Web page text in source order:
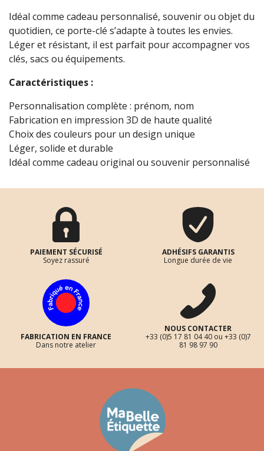
Idéal comme cadeau personnalisé, souvenir ou objet du
quotidien, ce porte-clé s’adapte à toutes les envies.
Léger et résistant, il est parfait pour accompagner vos
clés, sacs ou équipements.
Caractéristiques :
Personnalisation complète : prénom, nom
Fabrication en impression 3D de haute qualité
Choix des couleurs pour un design unique
Léger, solide et durable
Idéal comme cadeau original ou souvenir personnalisé
PAIEMENT SÉCURISÉ
Soyez rassuré
ADHÉSIFS GARANTIS
Longue durée de vie
FABRICATION EN FRANCE
Dans notre atelier
NOUS CONTACTER
+33 (0)5 17 81 04 40 ou +33 (0)7
81 98 97 90